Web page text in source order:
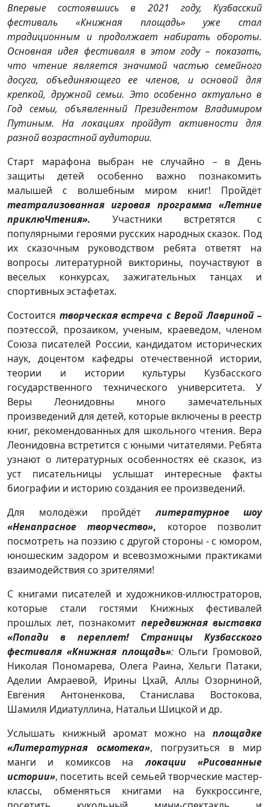
Впервые состоявшись в 2021 году, Кузбасский
фестиваль «Книжная площадь» уже стал
традиционным и продолжает набирать обороты.
Основная идея фестиваля в этом году – показать,
что чтение является значимой частью семейного
досуга, объединяющего ее членов, и основой для
крепкой, дружной семьи. Это особенно актуально в
Год семьи, объявленный Президентом Владимиром
Путиным. На локациях пройдут активности для
разной возрастной аудитории.
Старт марафона выбран не случайно – в День
защиты детей особенно важно познакомить
малышей с волшебным миром книг! Пройдёт
театрализованная игровая программа «Летние
приклюЧтения». Участники встретятся с
популярными героями русских народных сказок. Под
их сказочным руководством ребята ответят на
вопросы литературной викторины, поучаствуют в
веселых конкурсах, зажигательных танцах и
спортивных эстафетах.
Состоится творческая встреча с Верой Лавриной –
поэтессой, прозаиком, ученым, краеведом, членом
Союза писателей России, кандидатом исторических
наук, доцентом кафедры отечественной истории,
теории и истории культуры Кузбасского
государственного технического университета. У
Веры Леонидовны много замечательных
произведений для детей, которые включены в реестр
книг, рекомендованных для школьного чтения. Вера
Леонидовна встретится с юными читателями. Ребята
узнают о литературных особенностях её сказок, из
уст писательницы услышат интересные факты
биографии и историю создания ее произведений.
Для молодёжи пройдётлитературное шоу
«Ненапрасное творчество», которое позволит
посмотреть на поэзию с другой стороны - с юмором,
юношеским задором и всевозможными практиками
взаимодействия со зрителями!
С книгами писателей и художников-иллюстраторов,
которые стали гостями Книжных фестивалей
прошлых лет, познакомит передвижная выставка
«Попади в переплет! Страницы Кузбасского
фестиваля «Книжная площадь»:Ольги Громовой,
Николая Пономарева, Олега Раина, Хельги Патаки,
Аделии Амраевой, Ирины Цхай, Аллы Озорниной,
Евгения Антоненкова, Станислава Востокова,
Шамиля Идиатуллина, Натальи Шицкой и др.
Услышать книжный аромат можно на площадке
«Литературная осмотека», погрузиться в мир
манги и комиксов налокации «Рисованные
истории», посетить всей семьей творческие мастер-
классы, обменяться книгами на буккроссинге,